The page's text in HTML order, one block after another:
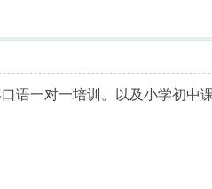
语一对一培训。以及小学初中